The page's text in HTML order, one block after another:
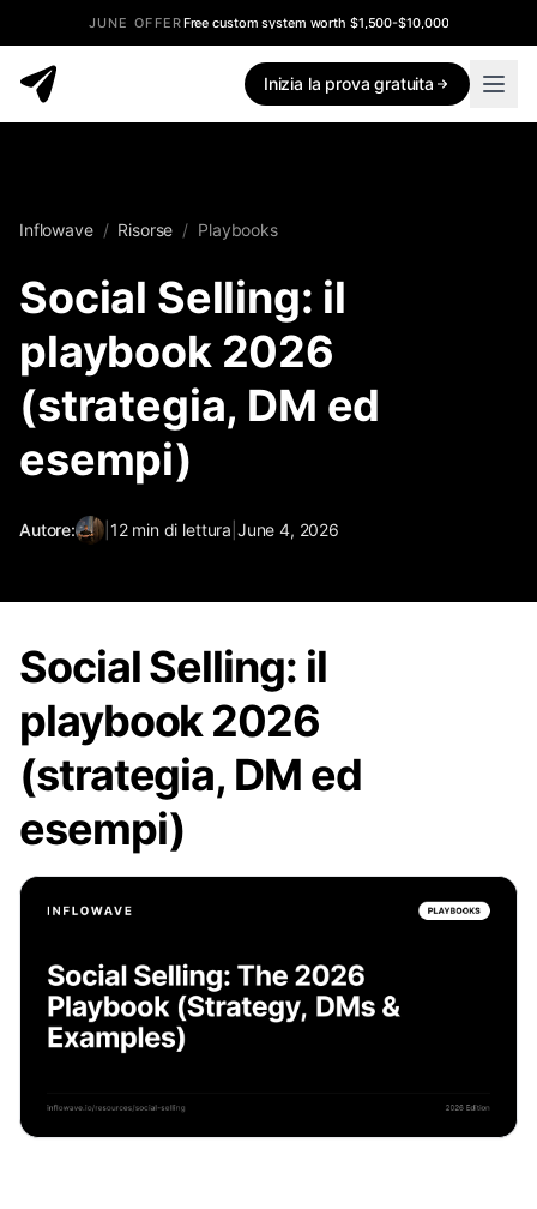
JUNE OFFERFree custom system worth $1,500-$10,000
Inizia la prova gratuita
Inflowave / Risorse / Playbooks
Social Selling: il
playbook 2026
(strategia, DM ed
esempi)
Autore: | 12 min di lettura June 4, 2026
Social Selling: il
playbook 2026
(strategia, DM ed
esempi)